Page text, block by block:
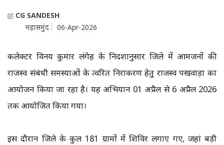
CG SANDESH
महासमुंद
06-Apr-2026
कलेक्टर विनय कुमार लंगेह के निर्देशानुसार जिले में आमजनों की
राजस्व संबंधी समस्याओं के त्वरित निराकरण हेतु राजस्व पखवाड़ा का
आयोजन किया जा रहा है। यह अभियान 01 अप्रैल से 6 अप्रैल 2026
तक आयोजित किया गया।
इस दौरान जिले के कुल 181 ग्रामों में शिविर लगाए गए, जहां बड़ी